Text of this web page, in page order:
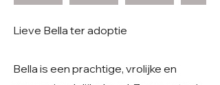
Lieve Bella ter adoptie
Bella is een prachtige, vrolijke en